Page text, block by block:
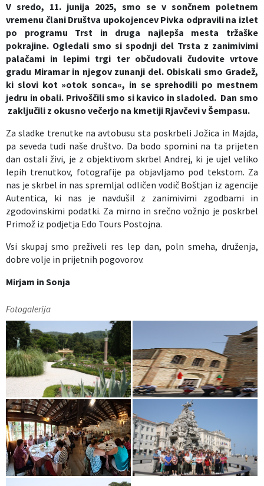
V sredo, 11. junija 2025, smo se v sončnem poletnem
vremenu člani Društva upokojencev Pivka odpravili na izlet
po programu Trst in druga najlepša mesta tržaške
pokrajine. Ogledali smo si spodnji del Trsta z zanimivimi
palačami in lepimi trgi ter občudovali čudovite vrtove
gradu Miramar in njegov zunanji del. Obiskali smo Gradež,
ki slovi kot »otok sonca«, in se sprehodili po mestnem
jedru in obali. Privoščili smo si kavico in sladoled. Dan smo
zaključili z okusno večerjo na kmetiji Rjavčevi v Šempasu.
Za sladke trenutke na avtobusu sta poskrbeli Jožica in Majda,
pa seveda tudi naše društvo. Da bodo spomini na ta prijeten
dan ostali živi, je z objektivom skrbel Andrej, ki je ujel veliko
lepih trenutkov, fotografije pa objavljamo pod tekstom. Za
nas je skrbel in nas spremljal odličen vodič Boštjan iz agencije
Autentica, ki nas je navdušil z zanimivimi zgodbami in
zgodovinskimi podatki. Za mirno in srečno vožnjo je poskrbel
Primož iz podjetja Edo Tours Postojna.
Vsi skupaj smo preživeli res lep dan, poln smeha, druženja,
dobre volje in prijetnih pogovorov.
Mirjam in Sonja
Fotogalerija
Izobraževanje
Kultura, šport in turizem
Sociala in zdravstvo
Skupna občinska uprava